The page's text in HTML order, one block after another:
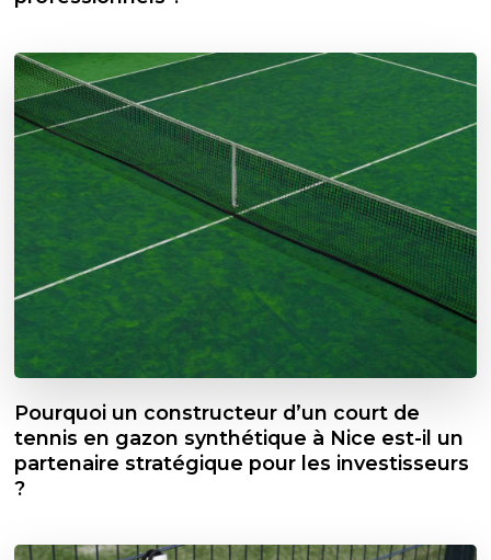
Pourquoi un constructeur d’un court de
tennis en gazon synthétique à Nice est-il un
partenaire stratégique pour les investisseurs
?